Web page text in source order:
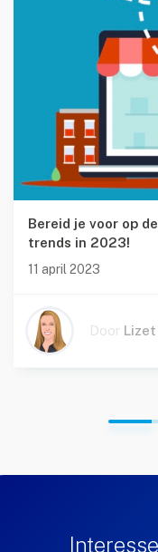
Bereid je voor op
trends in 2023!
11 april 2023
Door Lizet